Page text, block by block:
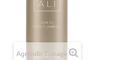
Agrandir l'image